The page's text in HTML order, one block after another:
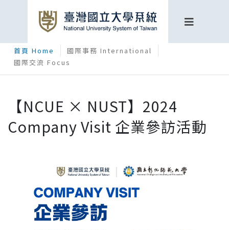
首頁 Home
國際事務 International
國際交流 Focus
【NCUE × NUST】2024
Company Visit 企業參訪活動